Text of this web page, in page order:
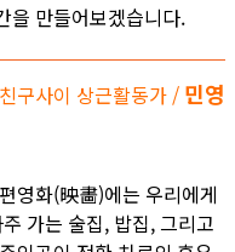
을 만들어보겠습니다.
친구사이 상근활동가 / 민영
영화(映畵)에는 우리에게
가는 술집, 밥집, 그리고